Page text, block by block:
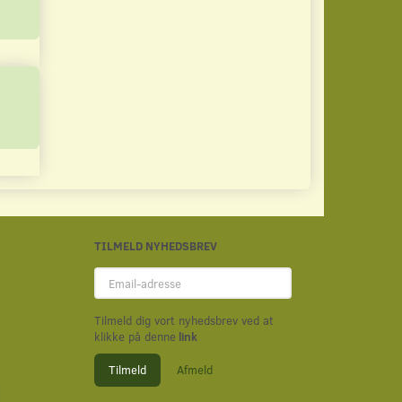
TILMELD NYHEDSBREV
Email-
adresse
Tilmeld dig vort nyhedsbrev ved at
klikke på denne link
Tilmeld Afmeld